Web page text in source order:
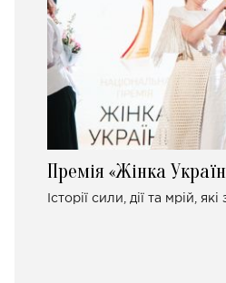
Премія «Жінка
Історії сили, дії та мрій,